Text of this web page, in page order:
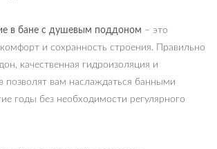
в бане с душевым поддоном – это
и сохранность строения. Правильно
качественная гидроизоляция и
позволят вам наслаждаться банными
годы без необходимости регулярного